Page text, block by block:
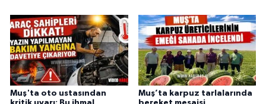
Muş'ta oto ustasından
Muş’ta karpuz tarlalarında